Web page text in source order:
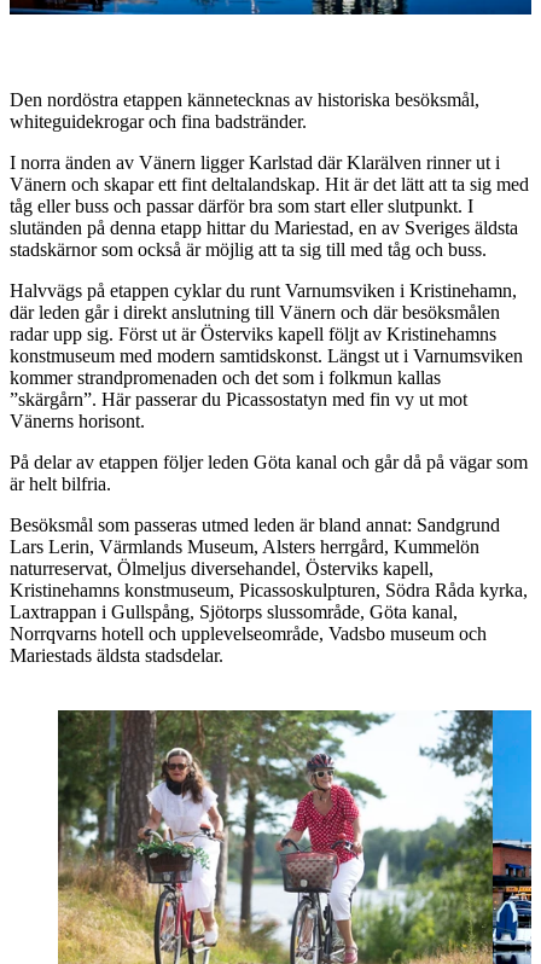
Den nordöstra etappen kännetecknas av historiska besöksmål,
whiteguidekrogar och fina badstränder.
I norra änden av Vänern ligger Karlstad där Klarälven rinner ut i
Vänern och skapar ett fint deltalandskap. Hit är det lätt att ta sig med
tåg eller buss och passar därför bra som start eller slutpunkt. I
slutänden på denna etapp hittar du Mariestad, en av Sveriges äldsta
stadskärnor som också är möjlig att ta sig till med tåg och buss.
Halvvägs på etappen cyklar du runt Varnumsviken i Kristinehamn,
där leden går i direkt anslutning till Vänern och där besöksmålen
radar upp sig. Först ut är Österviks kapell följt av Kristinehamns
konstmuseum med modern samtidskonst. Längst ut i Varnumsviken
kommer strandpromenaden och det som i folkmun kallas
”skärgårn”. Här passerar du Picassostatyn med fin vy ut mot
Vänerns horisont.
På delar av etappen följer leden Göta kanal och går då på vägar som
är helt bilfria.
Besöksmål som passeras utmed leden är bland annat: Sandgrund
Lars Lerin, Värmlands Museum, Alsters herrgård, Kummelön
naturreservat, Ölmeljus diversehandel, Österviks kapell,
Kristinehamns konstmuseum, Picassoskulpturen, Södra Råda kyrka,
Laxtrappan i Gullspång, Sjötorps slussområde, Göta kanal,
Norrqvarns hotell och upplevelseområde, Vadsbo museum och
Mariestads äldsta stadsdelar.
Nämnda
platser
artikeln